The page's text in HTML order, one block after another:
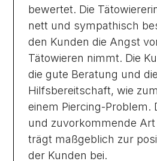
bewertet. Die
nett und sympathisch
den Kunden die Angst
Tätowieren nimmt. Die
die gute Beratung und
Hilfsbereitschaft, wie
einem Piercing-Problem.
und zuvorkommende
trägt maßgeblich zur
der Kunden bei.